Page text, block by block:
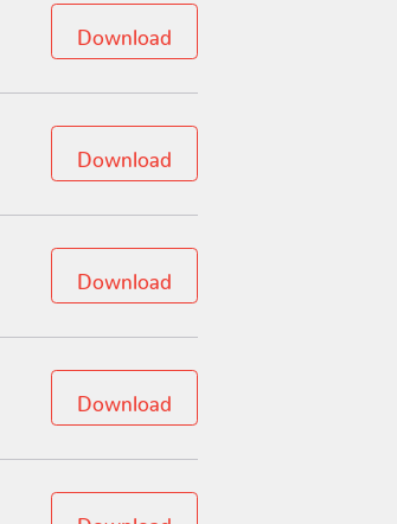
Download
Download
Download
Download
Download